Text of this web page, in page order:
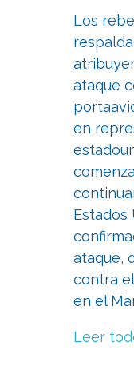
Los
ataque
en
Estados
ataque,
contra
en el
Leer